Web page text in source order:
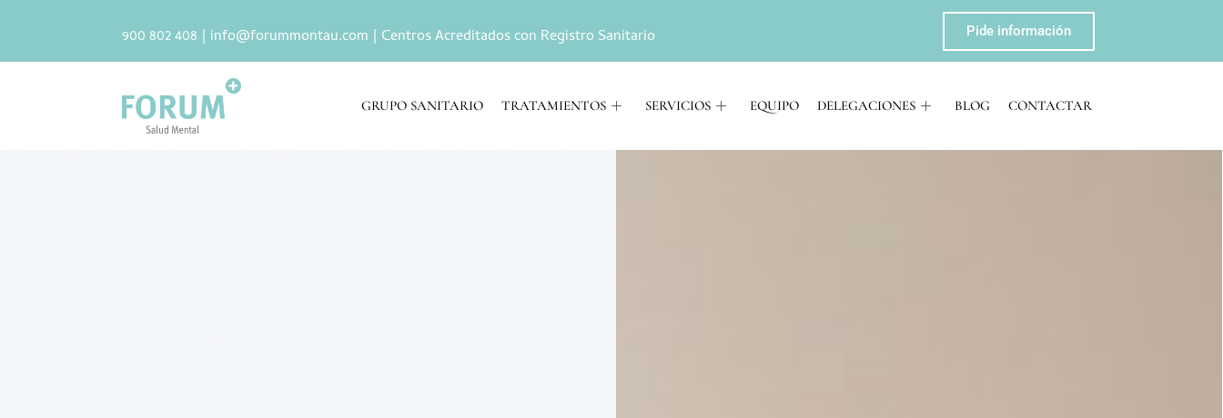
900 802 408 | info@forummontau.com | Centros Acreditados con Registro Sanitario Pide información
GRUPO SANITARIO TRATAMIENTOS SERVICIOS EQUIPO DELEGACIONES BLOG CONTACTAR